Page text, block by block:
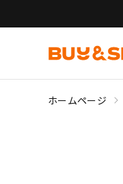
ホームページ